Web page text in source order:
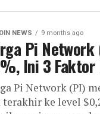
NEWS 9 months ago
Pi
Ini 3 Faktor
Pi Network (PI)
terakhir ke level